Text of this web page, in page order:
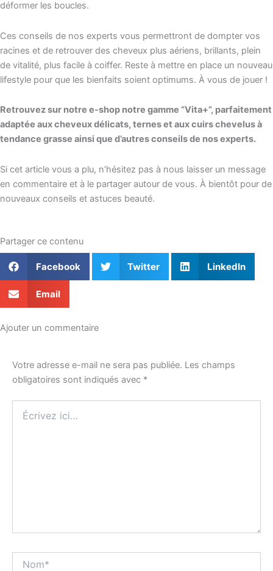
déformer les boucles.
Ces conseils de nos experts vous permettront de dompter vos
racines et de retrouver des cheveux plus aériens, brillants, plein
de vitalité, plus facile à coiffer. Reste à mettre en place un nouveau
lifestyle pour que les bienfaits soient optimums. À vous de jouer !
Retrouvez sur notre e-shop notre gamme “Vita+”, parfaitement
adaptée aux cheveux délicats, ternes et aux cuirs chevelus à
tendance grasse ainsi que d’autres conseils de nos experts.
Si cet article vous a plu, n’hésitez pas à nous laisser un message
en commentaire et à le partager autour de vous. À bientôt pour de
nouveaux conseils et astuces beauté.
Partager ce contenu
Facebook Twitter LinkedIn
Email
Ajouter un commentaire
Votre adresse e-mail ne sera pas publiée. Les champs
obligatoires sont indiqués avec *
ici…